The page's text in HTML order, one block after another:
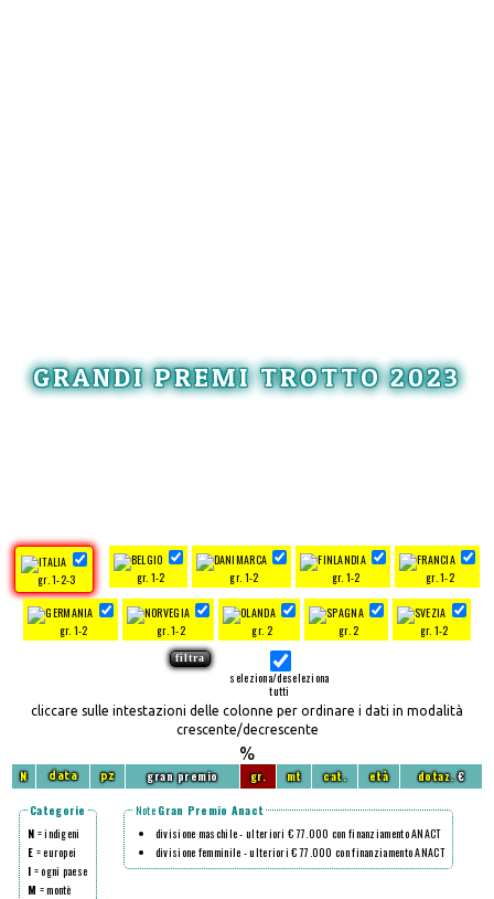
GRANDI PREMI TROTTO 2023
gr. 1-2-3 gr. 1-2 gr. 1-2 gr. 1-2 gr. 1-2
gr. 1-2 gr. 1-2 gr. 2 gr. 2 gr. 1-2
seleziona/deseleziona
tutti
cliccare sulle intestazioni delle colonne per ordinare i dati in modalità
crescente/decrescente
%
N data pz gran premio gr. mt cat. età dotaz.€
Categorie
N = indigeni
E = europei
I = ogni paese
M = montè
Note Gran Premio Anact
divisione maschile - ulteriori € 77.000 con finanziamento ANACT
divisione femminile - ulteriori € 77.000 con finanziamento ANACT